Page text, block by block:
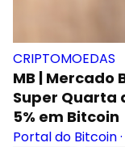
CRIPTOMOEDAS
MB |
Super Quarta
5% em Bitcoin
Portal do Bitcoin·